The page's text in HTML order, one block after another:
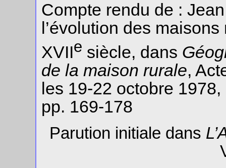
Compte rendu de :
l’évolution des
XVIIe siècle, dans
de la maison rurale,
les 19-22 octobre
pp. 169-178
Parution initiale dans